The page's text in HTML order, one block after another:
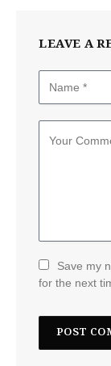
LEAVE A
Save my
for the next